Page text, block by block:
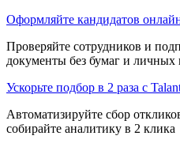
Оформляйте кандидатов
Проверяйте сотрудников и
документы без бумаг и личных
Ускорьте подбор в 2 раза с
Автоматизируйте сбор
собирайте аналитику в 2 клика